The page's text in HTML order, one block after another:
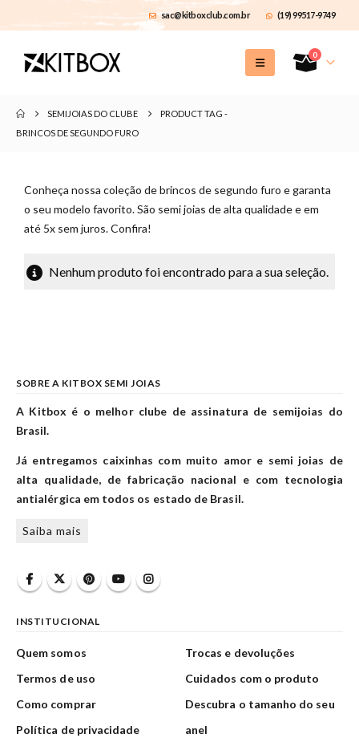
sac@kitboxclub.com.br (19) 99517-9749
0
SEMIJOIAS DO CLUBE
PRODUCT TAG -
BRINCOS DE SEGUNDO FURO
Conheça nossa coleção de brincos de segundo furo e garanta
o seu modelo favorito. São semi joias de alta qualidade e em
até 5x sem juros. Confira!
Nenhum produto foi encontrado para a sua seleção.
SOBRE A KITBOX SEMI JOIAS
A Kitbox é o melhor clube de assinatura de semijoias do
Brasil.
Já entregamos caixinhas com muito amor e semi joias de
alta qualidade, de fabricação nacional e com tecnologia
antialérgica em todos os estado de Brasil.
Saiba mais
INSTITUCIONAL
Quem somos
Termos de uso
Como comprar
Política de privacidade
Trocas e devoluções
Cuidados com o produto
Descubra o tamanho do seu
anel